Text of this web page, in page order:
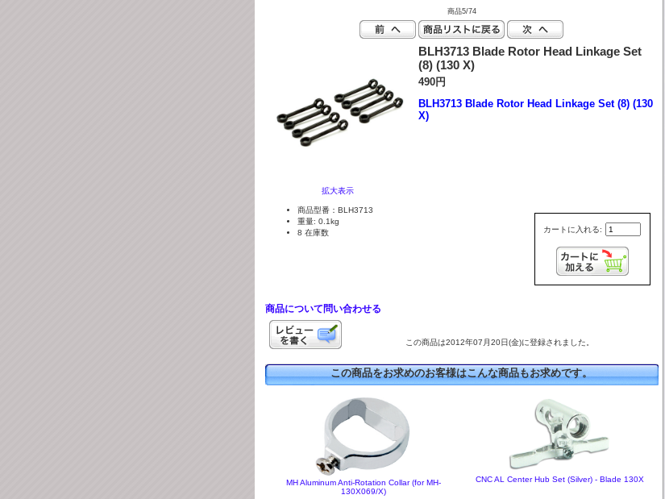
商品5/74
拡大表示
BLH3713 Blade Rotor Head Linkage Set
(8) (130 X)
490円
BLH3713 Blade Rotor Head Linkage Set (8) (130
X)
カートに入れる:
商品型番：BLH3713
重量: 0.1kg
8 在庫数
商品について問い合わせる
この商品は2012年07月20日(金)に登録されました。
この商品をお求めのお客様はこんな商品もお求めです。
MH Aluminum Anti-Rotation Collar (for MH-
130X069/X)
CNC AL Center Hub Set (Silver) - Blade 130X